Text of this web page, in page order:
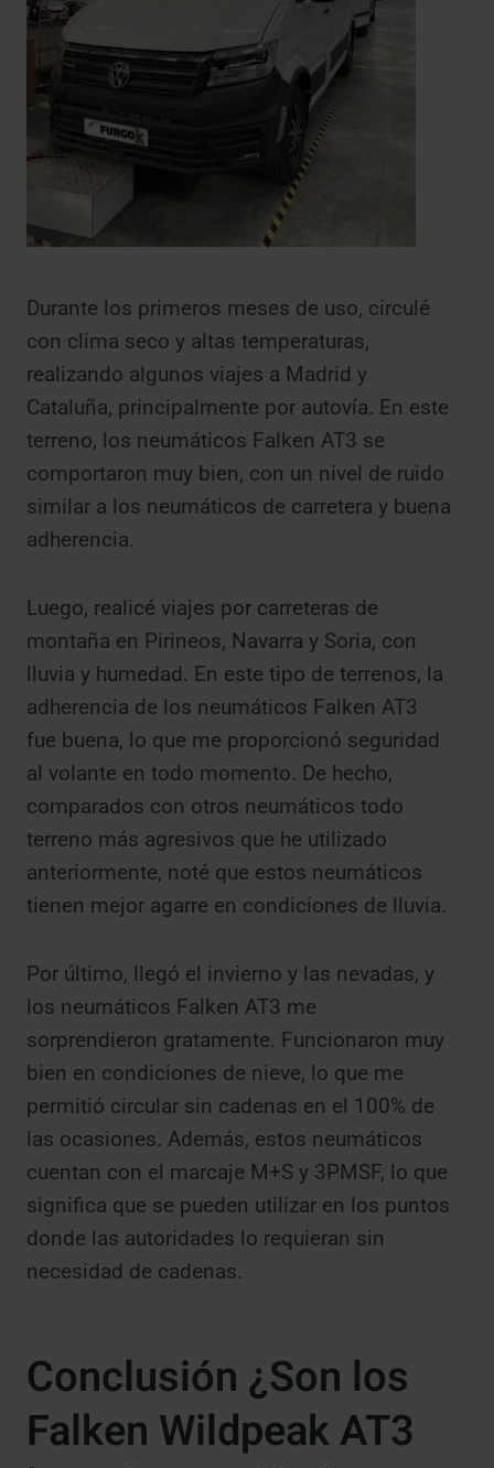
Durante los primeros meses de uso, circulé
con clima seco y altas temperaturas,
realizando algunos viajes a Madrid y
Cataluña, principalmente por autovía. En este
terreno, los neumáticos Falken AT3 se
comportaron muy bien, con un nivel de ruido
similar a los neumáticos de carretera y buena
adherencia.
Luego, realicé viajes por carreteras de
montaña en Pirineos, Navarra y Soria, con
lluvia y humedad. En este tipo de terrenos, la
adherencia de los neumáticos Falken AT3
fue buena, lo que me proporcionó seguridad
al volante en todo momento. De hecho,
comparados con otros neumáticos todo
terreno más agresivos que he utilizado
anteriormente, noté que estos neumáticos
tienen mejor agarre en condiciones de lluvia.
Por último, llegó el invierno y las nevadas, y
los neumáticos Falken AT3 me
sorprendieron gratamente. Funcionaron muy
bien en condiciones de nieve, lo que me
permitió circular sin cadenas en el 100% de
las ocasiones. Además, estos neumáticos
cuentan con el marcaje M+S y 3PMSF, lo que
significa que se pueden utilizar en los puntos
donde las autoridades lo requieran sin
necesidad de cadenas.
Conclusión ¿Son los
Falken Wildpeak AT3